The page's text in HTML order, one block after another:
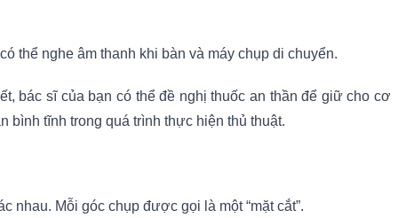
thể nghe âm thanh khi bàn và máy chụp di chuyển.
bác sĩ của bạn có thể đề nghị thuốc an thần để giữ cho cơ
bình tĩnh trong quá trình thực hiện thủ thuật.
nhau. Mỗi góc chụp được gọi là một “mặt cắt”.